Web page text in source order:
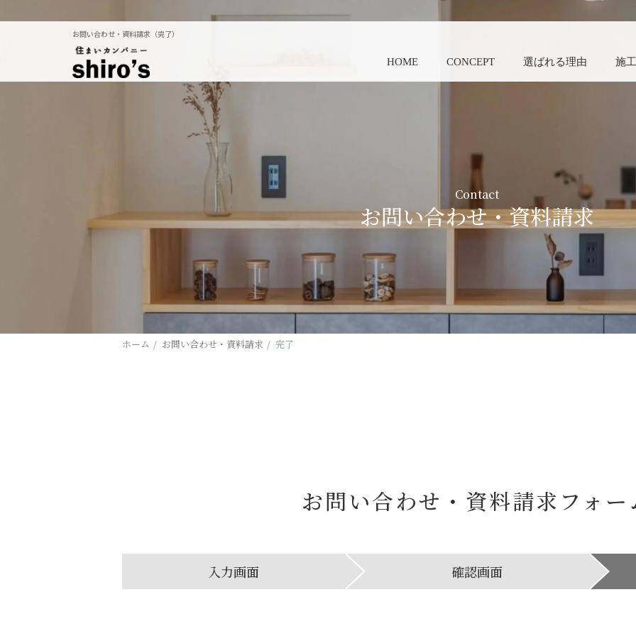
お問い合わせ・資料請求（完了）
HOME CONCEPT 選ばれる理由 施
Contact
お問い合わせ・資料請求
ホーム お問い合わせ・資料請求 完了
お問い合わせ・資料請求 フォ
入力画面 確認画面